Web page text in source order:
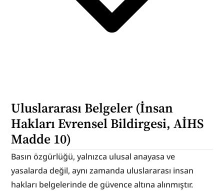
Uluslararası Belgeler (İnsan
Hakları Evrensel Bildirgesi, AİHS
Madde 10)
Basın özgürlüğü, yalnızca ulusal anayasa ve
yasalarda değil, aynı zamanda uluslararası insan
hakları belgelerinde de güvence altına alınmıştır.